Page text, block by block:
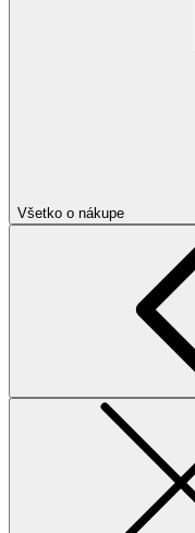
Všetko o nákupe